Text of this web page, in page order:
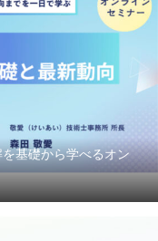
基礎から学べるオン